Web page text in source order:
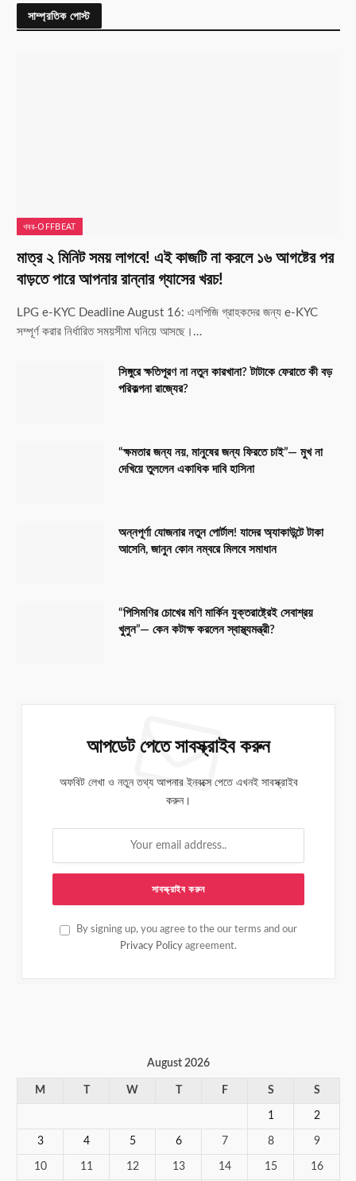
সাম্প্রতিক পোস্ট
খবর-OFFBEAT
মাত্র ২ মিনিট সময় লাগবে! এই কাজটি না করলে ১৬ আগষ্টের পর
বাড়তে পারে আপনার রান্নার গ্যাসের খরচ!
LPG e-KYC Deadline August 16: এলপিজি গ্রাহকদের জন্য e-KYC
সম্পূর্ণ করার নির্ধারিত সময়সীমা ঘনিয়ে আসছে।…
সিঙ্গুরে ক্ষতিপূরণ না নতুন কারখানা? টাটাকে ফেরাতে কী বড়
পরিকল্পনা রাজ্যের?
“ক্ষমতার জন্য নয়, মানুষের জন্য ফিরতে চাই”— মুখ না
দেখিয়ে তুললেন একাধিক দাবি হাসিনা
অন্নপূর্ণা যোজনার নতুন পোর্টাল! যাদের অ্যাকাউন্টে টাকা
আসেনি, জানুন কোন নম্বরে মিলবে সমাধান
“পিসিমণির চোখের মণি মার্কিন যুক্তরাষ্ট্রেই সেবাশ্রয়
খুলুন”— কেন কটাক্ষ করলেন স্বাস্থ্যমন্ত্রী?
আপডেট পেতে সাবস্ক্রাইব করুন
অফবিট লেখা ও নতুন তথ্য আপনার ইনবক্সে পেতে এখনই সাবস্ক্রাইব
করুন।
By signing up, you agree to the our terms and our
Privacy Policy agreement.
August 2026
M W F S S
1 2
3 4 5 6 7 8 9
10 11 12 13 14 15 16